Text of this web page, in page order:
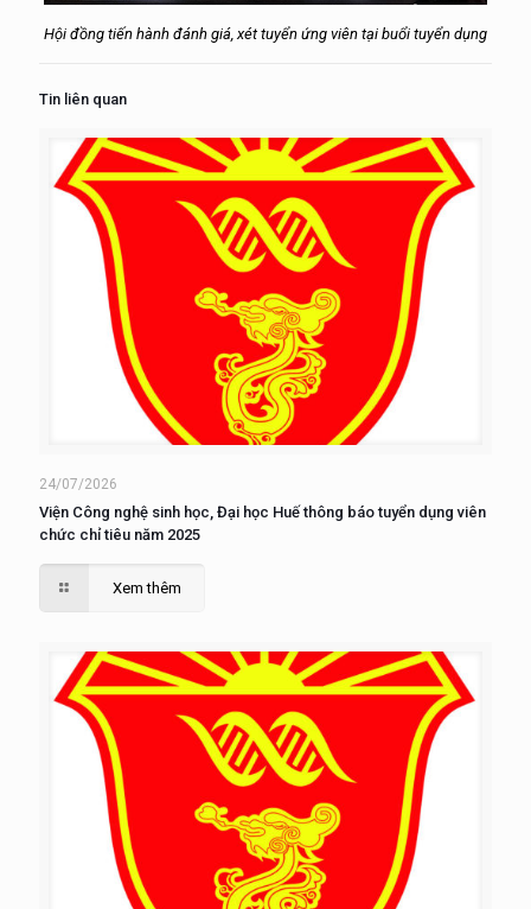
Hội đồng tiến hành đánh giá, xét tuyển ứng viên tại buổi tuyển dụng
Tin liên quan
24/07/2026
Viện Công nghệ sinh học, Đại học Huế thông báo tuyển dụng viên
chức chỉ tiêu năm 2025
Xem thêm